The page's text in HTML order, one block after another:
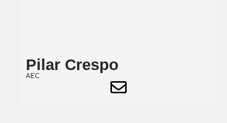
Pilar Crespo
AEC